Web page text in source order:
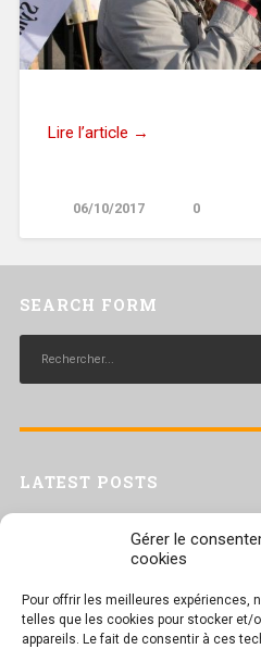
Gérer le
cookies
Pour offrir les meilleures expériences,
telles que les cookies pour stocker et/
appareils. Le fait de consentir à ces
Lire l’article →
06/10/2017 0
SEARCH FORM
LATEST POSTS
Trac confédéral sur les situations de
Séance plénière du CESER du 23 juin
Tract UD 25 — Une nouvelle attaque